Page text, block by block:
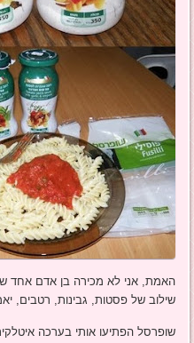
האמת, אני לא מכירה בן אדם אחד
שילוב של פסטות, גבינות, רטבים,
שופרסל הפתיעו אותי בערכה